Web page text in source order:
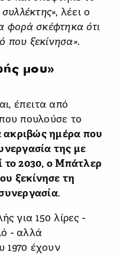
, λέει ο
φορά σκέφτηκα ότι
που ξεκίνησα».
μου»
έπειτα από
πουλούσε το
ακριβώς ημέρα που
της με
το 2030, ο Μπάτλερ
ξεκίνησε τη
.
για 150 λίρες -
- αλλά
1970 έχουν